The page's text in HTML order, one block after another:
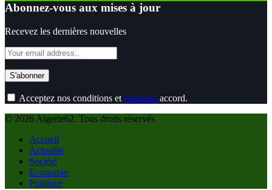
Abonnez-vous aux mises à jour
Recevez les dernières nouvelles
Acceptez nos conditions et politique accord.
© 2026 Algerie62. Tous droits réservés
Accueil
Actualité
Société
Economie
Politique